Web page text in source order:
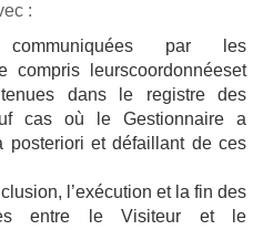
:
par les
compris leurscoordonnéeset
dans le registre des
cas où le Gestionnaire a
posteriori et défaillant de ces
l’exécution et la fin des
entre le Visiteur et le